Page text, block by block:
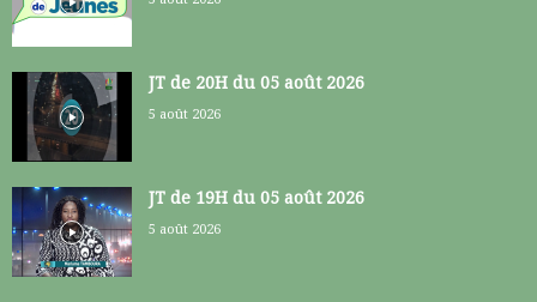
JT de 20H du 05 août 2026
5 août 2026
JT de 19H du 05 août 2026
5 août 2026